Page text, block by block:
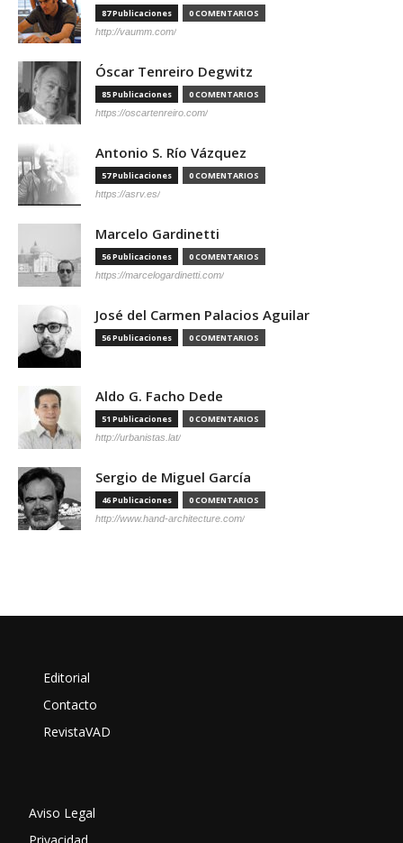
87 Publicaciones 0 COMENTARIOS
http://vaumm.com/
Óscar Tenreiro Degwitz
85 Publicaciones 0 COMENTARIOS
https://oscartenreiro.com/
Antonio S. Río Vázquez
57 Publicaciones 0 COMENTARIOS
https://asrv.es/
Marcelo Gardinetti
56 Publicaciones 0 COMENTARIOS
https://marcelogardinetti.com/
José del Carmen Palacios Aguilar
56 Publicaciones 0 COMENTARIOS
Aldo G. Facho Dede
51 Publicaciones 0 COMENTARIOS
http://urbanistas.lat/
Sergio de Miguel García
46 Publicaciones 0 COMENTARIOS
http://www.hand-architecture.com/
Editorial
Contacto
RevistaVAD
Aviso Legal